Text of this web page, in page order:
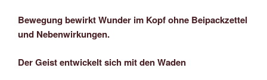
Bewegung bewirkt Wunder im Kopf ohne Beipackzettel
und Nebenwirkungen.
Der Geist entwickelt sich mit den Waden